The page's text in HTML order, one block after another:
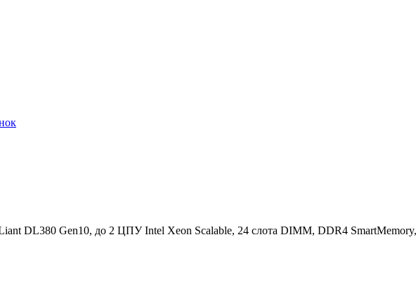
DL380 Gen10, до 2 ЦПУ Intel Xeon Scalable, 24 слота DIMM, DDR4